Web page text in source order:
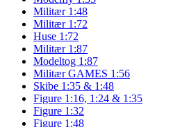
Militær 1:48
Militær 1:72
Huse 1:72
Militær 1:87
Modeltog 1:87
Militær GAMES 1:56
Skibe 1:35 & 1:48
Figure 1:16, 1:24 & 1:35
Figure 1:32
Figure 1:48